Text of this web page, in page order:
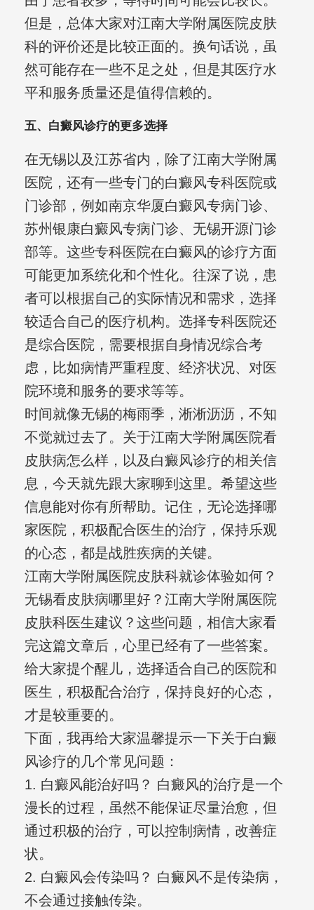
但是，总体大家对江南大学附属医院皮肤
科的评价还是比较正面的。换句话说，虽
然可能存在一些不足之处，但是其医疗水
平和服务质量还是值得信赖的。
五、白癜风诊疗的更多选择
在无锡以及江苏省内，除了江南大学附属
医院，还有一些专门的白癜风专科医院或
门诊部，例如南京华厦白癜风专病门诊、
苏州银康白癜风专病门诊、无锡开源门诊
部等。这些专科医院在白癜风的诊疗方面
可能更加系统化和个性化。往深了说，患
者可以根据自己的实际情况和需求，选择
较适合自己的医疗机构。选择专科医院还
是综合医院，需要根据自身情况综合考
虑，比如病情严重程度、经济状况、对医
院环境和服务的要求等等。
时间就像无锡的梅雨季，淅淅沥沥，不知
不觉就过去了。关于江南大学附属医院看
皮肤病怎么样，以及白癜风诊疗的相关信
息，今天就先跟大家聊到这里。希望这些
信息能对你有所帮助。记住，无论选择哪
家医院，积极配合医生的治疗，保持乐观
的心态，都是战胜疾病的关键。
江南大学附属医院皮肤科就诊体验如何？
无锡看皮肤病哪里好？江南大学附属医院
皮肤科医生建议？这些问题，相信大家看
完这篇文章后，心里已经有了一些答案。
给大家提个醒儿，选择适合自己的医院和
医生，积极配合治疗，保持良好的心态，
才是较重要的。
下面，我再给大家温馨提示一下关于白癜
风诊疗的几个常见问题：
1. 白癜风能治好吗？ 白癜风的治疗是一个
漫长的过程，虽然不能保证尽量治愈，但
通过积极的治疗，可以控制病情，改善症
状。
2. 白癜风会传染吗？ 白癜风不是传染病，
不会通过接触传染。